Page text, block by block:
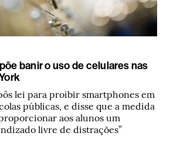
banir o uso de celulares nas
lei para proibir smartphones em
públicas, e disse que a medida
aos alunos um
livre de distrações”